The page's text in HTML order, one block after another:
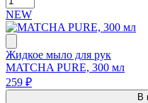
NEW
Жидкое мыло для рук
MATCHA PURE, 300 мл
259 ₽
В